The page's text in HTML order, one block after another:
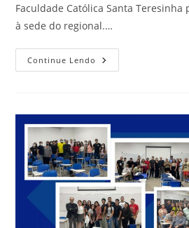
Faculdade Católica Santa
à sede do regional.…
Continue Lendo CRA-
RN
Da
FCST